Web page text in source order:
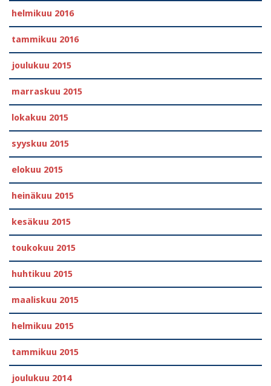
helmikuu 2016
tammikuu 2016
joulukuu 2015
marraskuu 2015
lokakuu 2015
syyskuu 2015
elokuu 2015
heinäkuu 2015
kesäkuu 2015
toukokuu 2015
huhtikuu 2015
maaliskuu 2015
helmikuu 2015
tammikuu 2015
joulukuu 2014